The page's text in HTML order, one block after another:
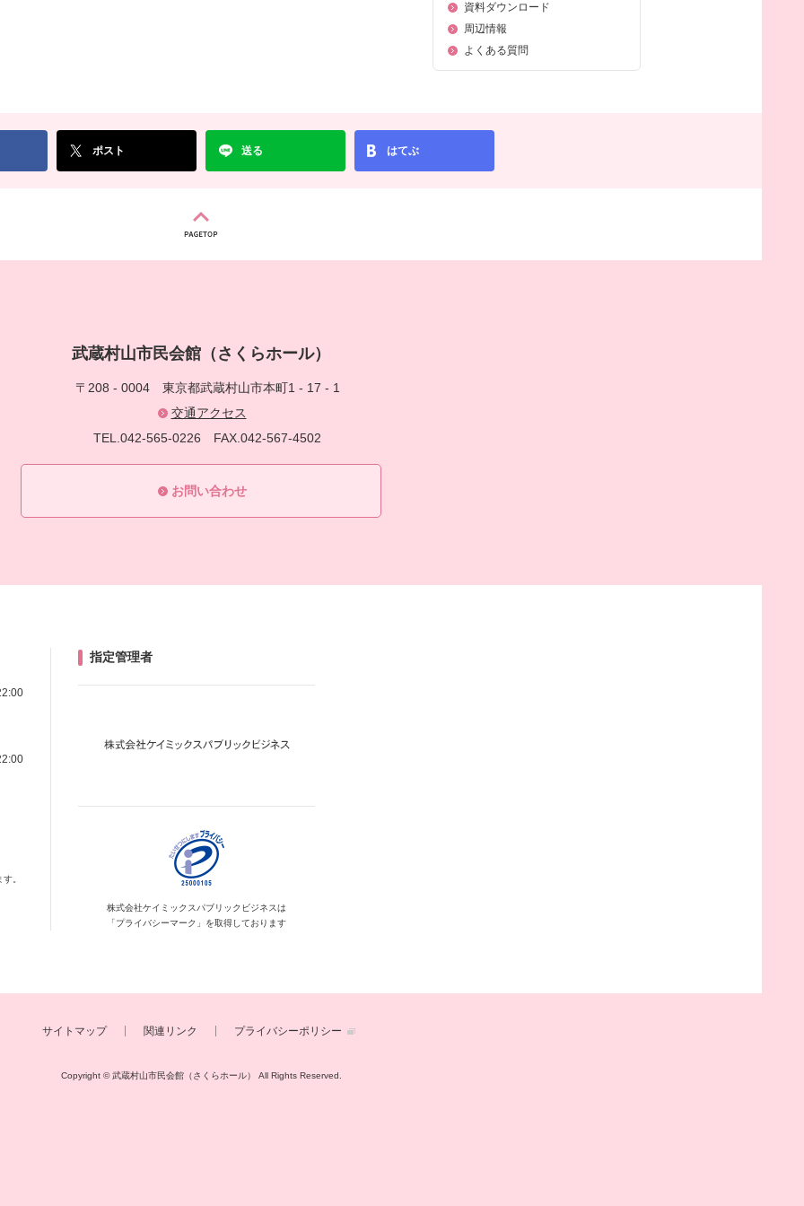
資料ダウンロード
周辺情報
よくある質問
ポスト 送る はてぶ
武蔵村山市民会館（さくらホール）
〒208 - 0004 東京都武蔵村山市本町1 - 17 - 1
交通アクセス
TEL.042-565-0226 FAX.042-567-4502
お問い合わせ
。
指定管理者
株式会社ケイミックス パブリックビジネスは
「プライバシーマーク」を取得しております
サイトマップ 関連リンク プライバシーポリシー
Copyright © 武蔵村山市民会館（さくらホール） All Rights Reserved.